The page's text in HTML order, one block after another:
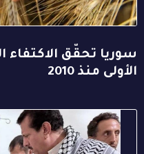
سوريا تحقّق الاكتفاء
الأولى منذ 2010